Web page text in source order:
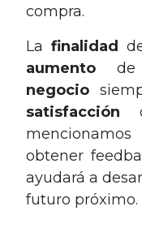
compra.
La finalidad
aumento
negocio
satisfacción
obtener
ayudará a
futuro próximo.